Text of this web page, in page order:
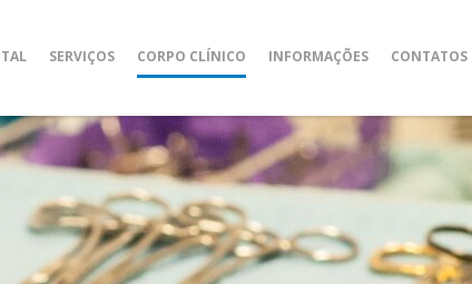
SERVIÇOS CORPO CLÍNICO INFORMAÇÕES CONTATOS